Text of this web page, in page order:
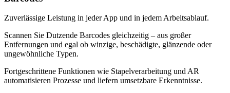
Zuverlässige Leistung in jeder App und in jedem Arbeitsablauf.
Scannen Sie Dutzende Barcodes gleichzeitig – aus großer
Entfernungen und egal ob winzige, beschädigte, glänzende oder
ungewöhnliche Typen.
Fortgeschrittene Funktionen wie Stapelverarbeitung und AR
automatisieren Prozesse und liefern umsetzbare Erkenntnisse.